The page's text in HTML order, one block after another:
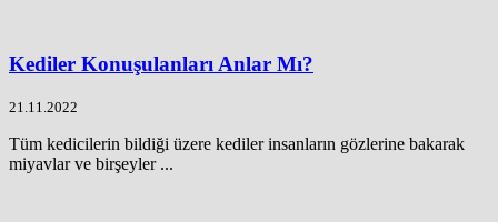
Kediler Konuşulanları Anlar Mı?
21.11.2022
Tüm kedicilerin bildiği üzere kediler insanların gözlerine bakarak
miyavlar ve birşeyler ...